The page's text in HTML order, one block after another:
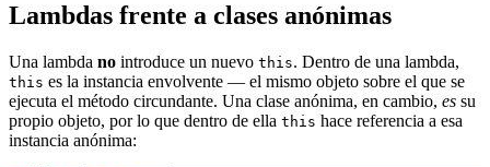
Lambdas frente a clases anónimas
Una lambda no introduce un nuevo this. Dentro de una lambda,
this es la instancia envolvente — el mismo objeto sobre el que se
ejecuta el método circundante. Una clase anónima, en cambio, es su
propio objeto, por lo que dentro de ella this hace referencia a esa
instancia anónima: